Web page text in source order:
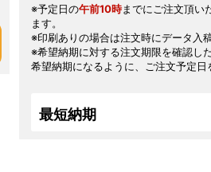
※予定日の午前10時までにご注文頂い
ます。
※印刷ありの場合は注文時にデータ入
※希望納期に対する注文期限を確認し
希望納期になるように、ご注文予定日
最短納期